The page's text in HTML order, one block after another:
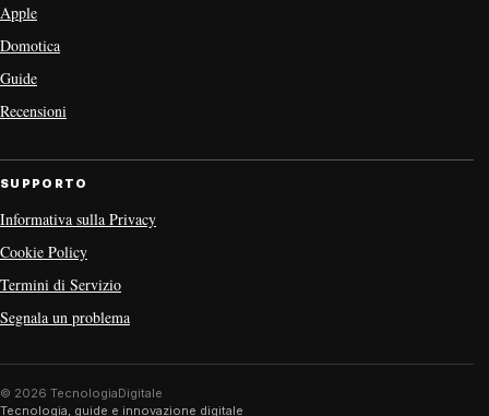
Apple
Domotica
Guide
Recensioni
SUPPORTO
Informativa sulla Privacy
Cookie Policy
Termini di Servizio
Segnala un problema
© 2026 TecnologiaDigitale
Tecnologia, guide e innovazione digitale